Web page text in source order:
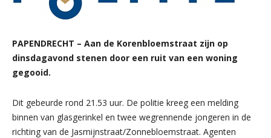
PAPENDRECHT – Aan de Korenbloemstraat zijn op
dinsdagavond stenen door een ruit van een woning
gegooid.
Dit gebeurde rond 21.53 uur. De politie kreeg een melding
binnen van glasgerinkel en twee wegrennende jongeren in de
richting van de Jasmijnstraat/Zonnebloemstraat. Agenten